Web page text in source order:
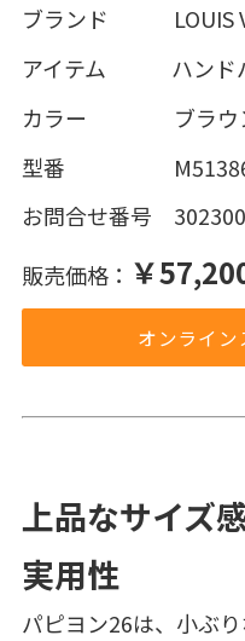
ブランド LOUIS
アイテム ハンド
カラー ブラウ
型番
お問合せ番号
販売価格： ￥
オンライン
上品なサイズ
実用性
パピヨン26は、小ぶ